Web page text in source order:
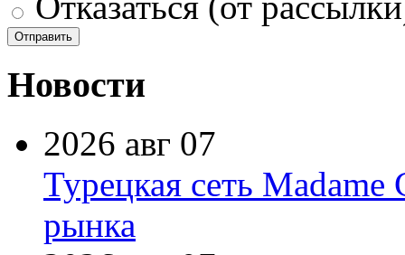
Новости
2026 авг 07
Турецкая сеть Madame
рынка